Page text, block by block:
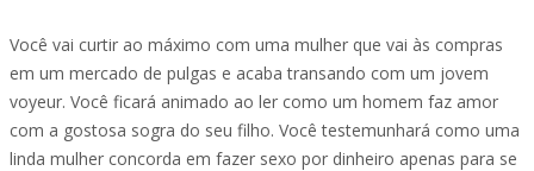
Você vai curtir ao máximo com uma mulher que vai às compras
em um mercado de pulgas e acaba transando com um jovem
voyeur. Você ficará animado ao ler como um homem faz amor
com a gostosa sogra do seu filho. Você testemunhará como uma
linda mulher concorda em fazer sexo por dinheiro apenas para se